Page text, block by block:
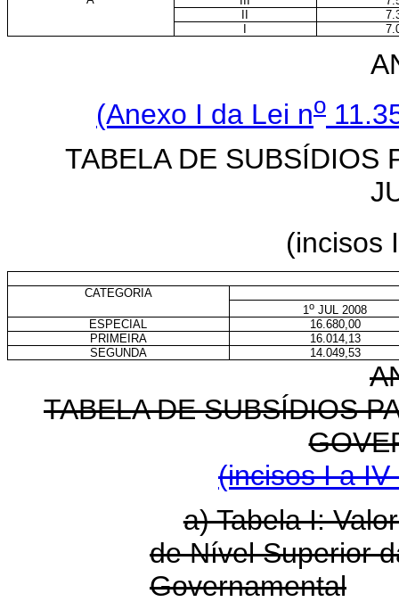
(Anexo I da Lei no
TABELA DE SUBSÍDIOS
(incisos
CATEGORIA
1o JUL 2008
ESPECIAL
16.680,00
PRIMEIRA
16.014,13
SEGUNDA
14.049,53
TABELA DE SUBSÍDIOS
(incisos I a
a) Tabela I:
de Nível Superior
Governamental